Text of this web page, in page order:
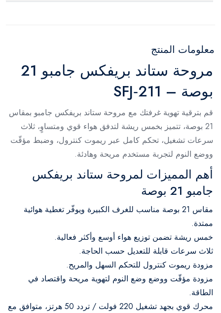
معلومات المنتج
مروحة ستاند بريفكس جامبو 21
بوصة – SFJ‑211
قم بترقية تهوية غرفتك مع مروحة ستاند بريفكس جامبو بمقاس
21 بوصة، تتميز بخمس ريشة لتدفق هواء قوي ومتساوٍ، ثلاث
سرعات تشغيل، تحكم كامل عبر ريموت كنترول، وضبط مؤقّت
ووضع النوم لتجربة مستخدم مريحة وهادئة.
أهم المميزات لمروحة ستاند بريفكس
جامبو 21 بوصة
مقاس 21 بوصة مناسب للغرف الكبيرة ويوفّر تغطية هوائية
ممتدة.
خمس ريشة تضمن توزيع هواء أوسع وأكثر فعالية.
ثلاث سرعات قابلة للتعديل حسب الحاجة.
مزودة ريموت كنترول للتحكم السهل والمريح.
مزودة مؤقّت ووضع وضع النوم لتهوية مريحة واقتصاد في
الطاقة.
محرك قوي بجهد تشغيل 220 فولت / تردد 50 هرتز، متوافق مع